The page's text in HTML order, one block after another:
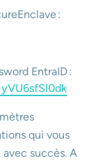
:
EntraID :
qui vous
avec succès. A